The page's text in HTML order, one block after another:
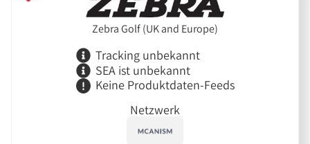
Zebra Golf (UK and Europe)
Tracking unbekannt
SEA ist unbekannt
Keine Produktdaten-Feeds
Netzwerk